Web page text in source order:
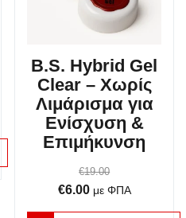
B.S. Hybrid Gel
Clear – Χωρίς
Λιμάρισμα για
Ενίσχυση &
Επιμήκυνση
€19.00
Original
price
€6.00Η
τρέχουσα
με ΦΠΑ